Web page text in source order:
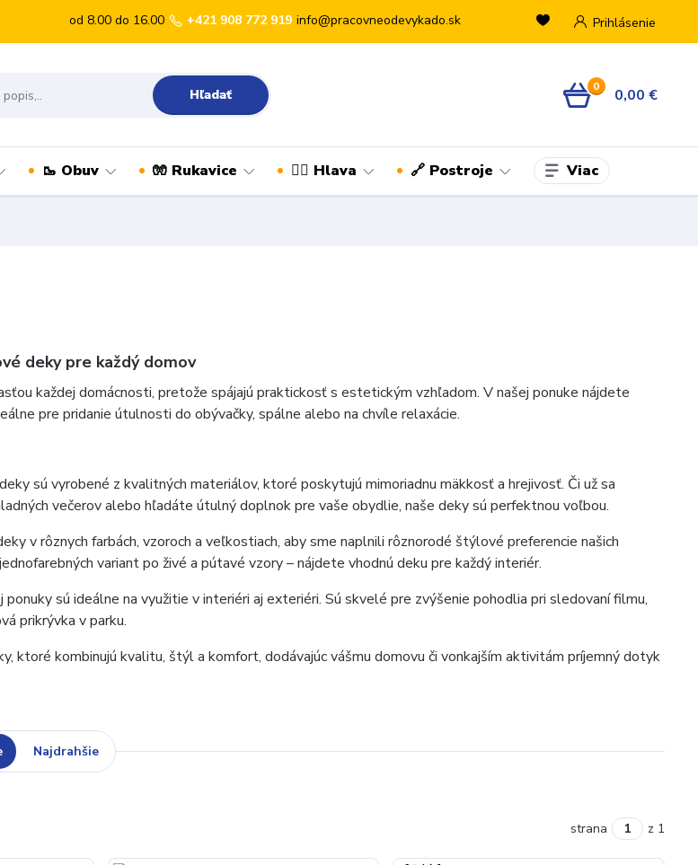
Prihlásenie
Hľadať
od 8.00 do 16.00 +421 908 772 919 info@pracovneodevykado.sk
0 0,00 €
🥾 Obuv 🧤 Rukavice 👷‍♂️ Hlava 🔗 Postroje Viac
deky pre každý domov
každej domácnosti, pretože spájajú praktickosť s estetickým vzhľadom. V našej ponuke nájdete
pre pridanie útulnosti do obývačky, spálne alebo na chvíle relaxácie.
sú vyrobené z kvalitných materiálov, ktoré poskytujú mimoriadnu mäkkosť a hrejivosť. Či už sa
večerov alebo hľadáte útulný doplnok pre vaše obydlie, naše deky sú perfektnou voľbou.
v rôznych farbách, vzoroch a veľkostiach, aby sme naplnili rôznorodé štýlové preferencie našich
variant po živé a pútavé vzory – nájdete vhodnú deku pre každý interiér.
ponuky sú ideálne na využitie v interiéri aj exteriéri. Sú skvelé pre zvýšenie pohodlia pri sledovaní filmu,
prikrývka v parku.
ktoré kombinujú kvalitu, štýl a komfort, dodávajúc vášmu domovu či vonkajším aktivitám príjemný dotyk
Najdrahšie
strana z 1